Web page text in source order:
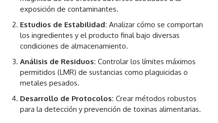
exposición de contaminantes.
Estudios de Estabilidad: Analizar cómo se comportan
los ingredientes y el producto final bajo diversas
condiciones de almacenamiento.
Análisis de Residuos: Controlar los límites máximos
permitidos (LMR) de sustancias como plaguicidas o
metales pesados.
Desarrollo de Protocolos: Crear métodos robustos
para la detección y prevención de toxinas alimentarias.